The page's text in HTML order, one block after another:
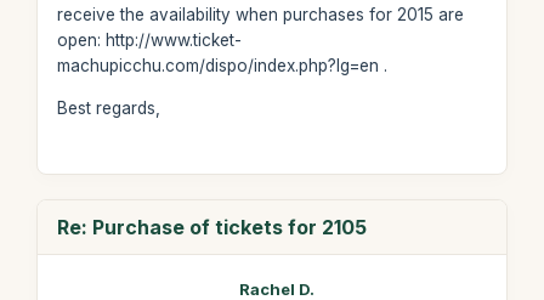
receive the availability when purchases for 2015 are
open: http://www.ticket-
machupicchu.com/dispo/index.php?lg=en .
Best regards,
Re: Purchase of tickets for 2105
Rachel D.